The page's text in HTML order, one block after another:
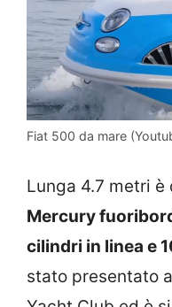
Fiat 500 da mare
Lunga 4.7 metri è
Mercury
cilindri in linea e
stato presentato